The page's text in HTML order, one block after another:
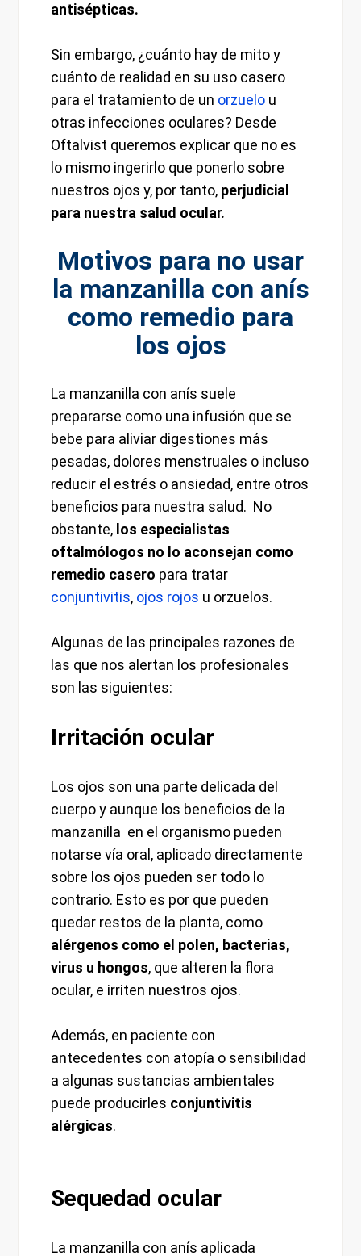
antisépticas.
Sin embargo, ¿cuánto hay de mito y
cuánto de realidad en su uso casero
para el tratamiento de un orzuelo u
otras infecciones oculares? Desde
Oftalvist queremos explicar que no es
lo mismo ingerirlo que ponerlo sobre
nuestros ojos y, por tanto, perjudicial
para nuestra salud ocular.
Motivos para no usar
la manzanilla con anís
como remedio para
los ojos
La manzanilla con anís suele
prepararse como una infusión que se
bebe para aliviar digestiones más
pesadas, dolores menstruales o incluso
reducir el estrés o ansiedad, entre otros
beneficios para nuestra salud. No
obstante, los especialistas
oftalmólogos no lo aconsejan como
remedio casero para tratar
conjuntivitis, ojos rojos u orzuelos.
Algunas de las principales razones de
las que nos alertan los profesionales
son las siguientes:
Irritación ocular
Los ojos son una parte delicada del
cuerpo y aunque los beneficios de la
manzanilla en el organismo pueden
notarse vía oral, aplicado directamente
sobre los ojos pueden ser todo lo
contrario. Esto es por que pueden
quedar restos de la planta, como
alérgenos como el polen, bacterias,
virus u hongos, que alteren la flora
ocular, e irriten nuestros ojos.
Además, en paciente con
antecedentes con atopía o sensibilidad
a algunas sustancias ambientales
puede producirles conjuntivitis
alérgicas.
Sequedad ocular
La manzanilla con anís aplicada